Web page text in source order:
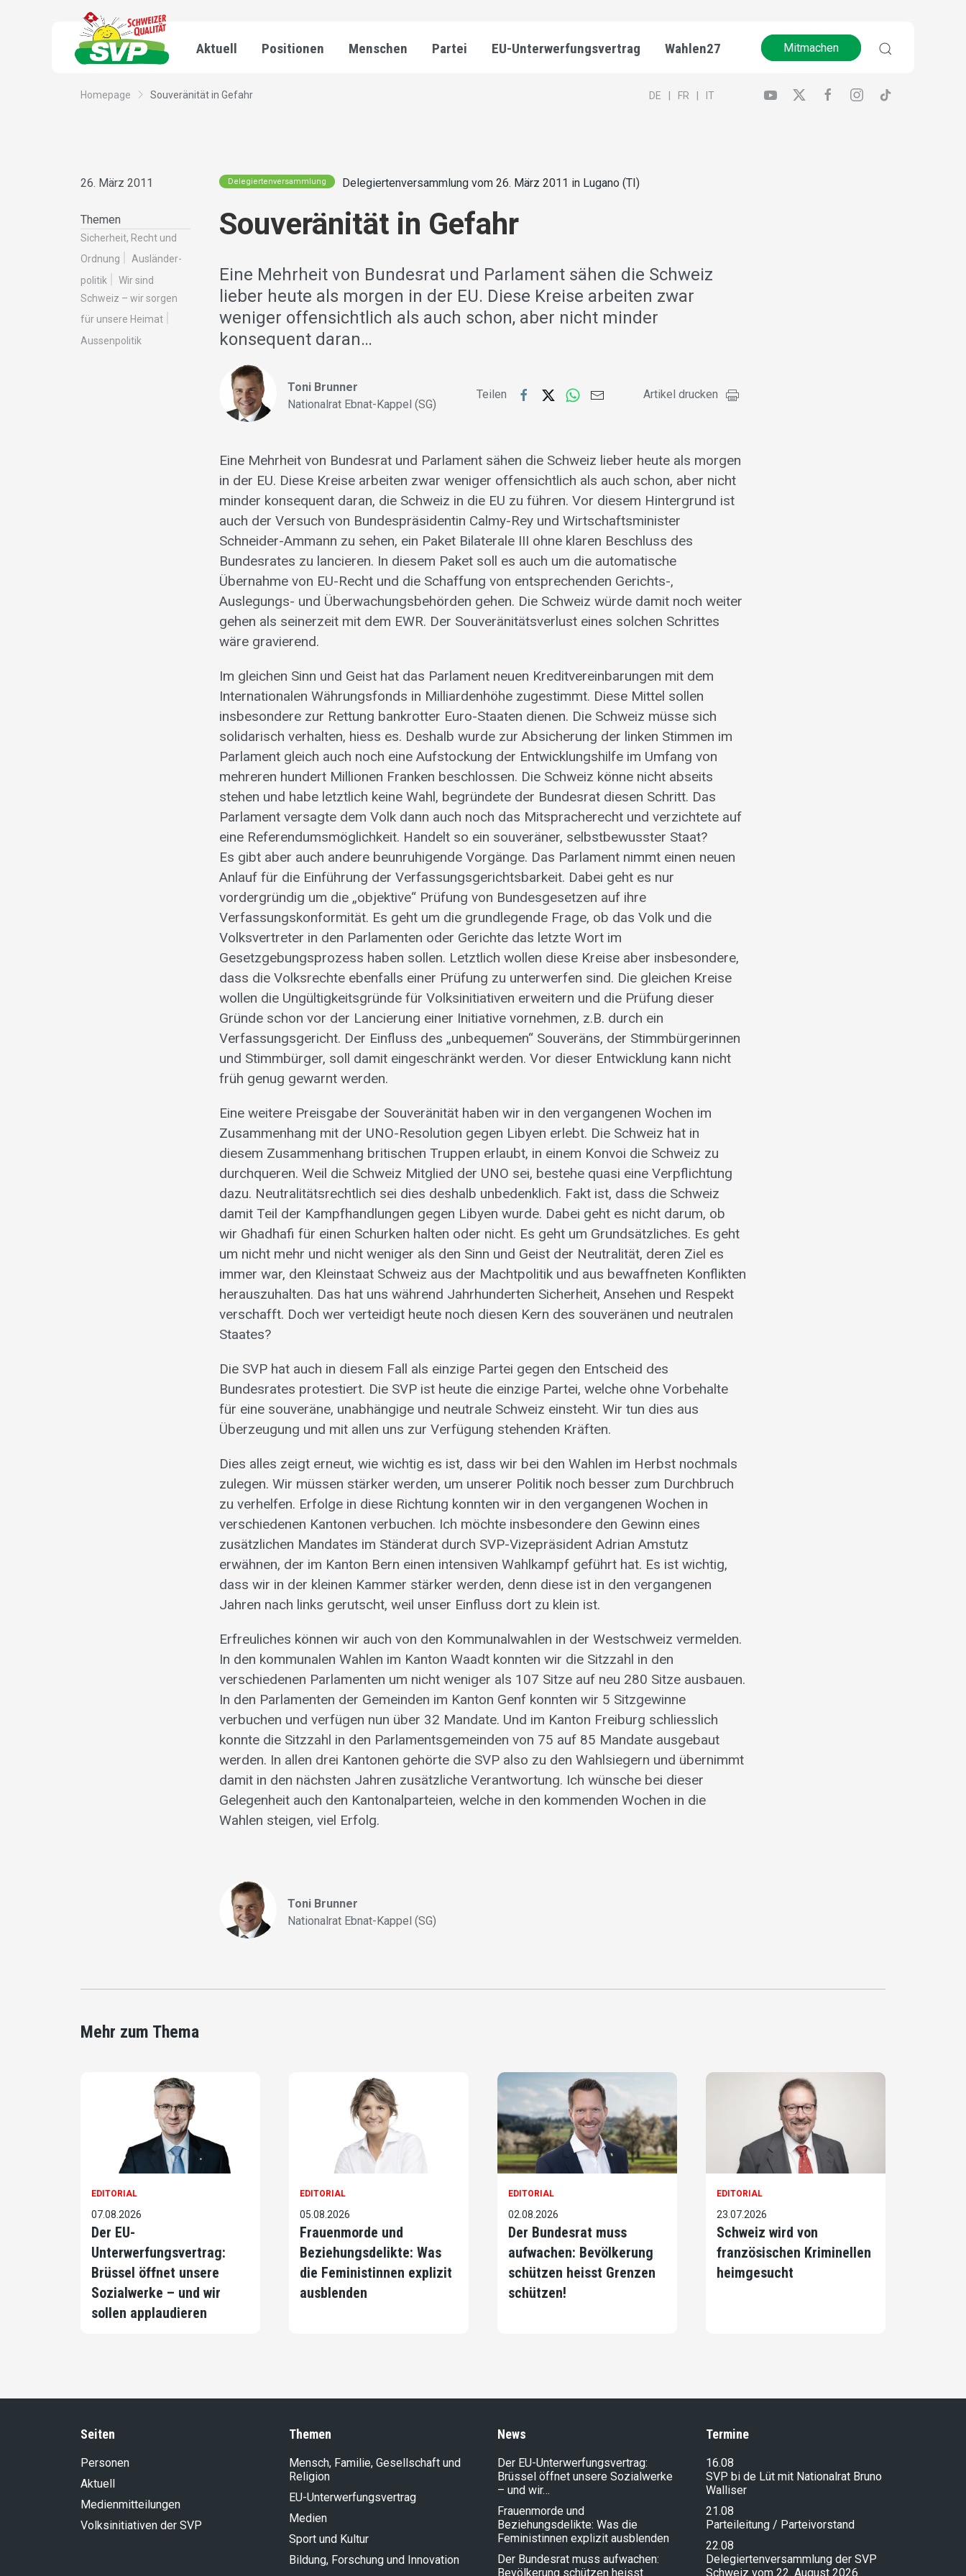
Aktuell Positionen Menschen Partei EU-Unterwerfungsvertrag Wahlen27 Mitmachen
Homepage Souveränität in Gefahr DE FR IT
26. März 2011
Themen
Sicherheit, Recht und
Ordnung
Ausländer­
politik
Wir sind
Schweiz – wir sorgen
für unsere Heimat
Aussenpolitik
Delegiertenversammlung Delegiertenversammlung vom 26. März 2011 in Lugano (TI)
Souveränität in Gefahr
Eine Mehrheit von Bundesrat und Parlament sähen die Schweiz
lieber heute als morgen in der EU. Diese Kreise arbeiten zwar
weniger offensichtlich als auch schon, aber nicht minder
konsequent daran…
Toni Brunner
Nationalrat Ebnat-Kappel (SG)
Teilen Artikel drucken
Eine Mehrheit von Bundesrat und Parlament sähen die Schweiz lieber heute als morgen
in der EU. Diese Kreise arbeiten zwar weniger offensichtlich als auch schon, aber nicht
minder konsequent daran, die Schweiz in die EU zu führen. Vor diesem Hintergrund ist
auch der Versuch von Bundespräsidentin Calmy-Rey und Wirtschaftsminister
Schneider-Ammann zu sehen, ein Paket Bilaterale III ohne klaren Beschluss des
Bundesrates zu lancieren. In diesem Paket soll es auch um die automatische
Übernahme von EU-Recht und die Schaffung von entsprechenden Gerichts-,
Auslegungs- und Überwachungsbehörden gehen. Die Schweiz würde damit noch weiter
gehen als seinerzeit mit dem EWR. Der Souveränitätsverlust eines solchen Schrittes
wäre gravierend.
Im gleichen Sinn und Geist hat das Parlament neuen Kreditvereinbarungen mit dem
Internationalen Währungsfonds in Milliardenhöhe zugestimmt. Diese Mittel sollen
insbesondere zur Rettung bankrotter Euro-Staaten dienen. Die Schweiz müsse sich
solidarisch verhalten, hiess es. Deshalb wurde zur Absicherung der linken Stimmen im
Parlament gleich auch noch eine Aufstockung der Entwicklungshilfe im Umfang von
mehreren hundert Millionen Franken beschlossen. Die Schweiz könne nicht abseits
stehen und habe letztlich keine Wahl, begründete der Bundesrat diesen Schritt. Das
Parlament versagte dem Volk dann auch noch das Mitspracherecht und verzichtete auf
eine Referendumsmöglichkeit. Handelt so ein souveräner, selbstbewusster Staat?
Es gibt aber auch andere beunruhigende Vorgänge. Das Parlament nimmt einen neuen
Anlauf für die Einführung der Verfassungsgerichtsbarkeit. Dabei geht es nur
vordergründig um die „objektive“ Prüfung von Bundesgesetzen auf ihre
Verfassungskonformität. Es geht um die grundlegende Frage, ob das Volk und die
Volksvertreter in den Parlamenten oder Gerichte das letzte Wort im
Gesetzgebungsprozess haben sollen. Letztlich wollen diese Kreise aber insbesondere,
dass die Volksrechte ebenfalls einer Prüfung zu unterwerfen sind. Die gleichen Kreise
wollen die Ungültigkeitsgründe für Volksinitiativen erweitern und die Prüfung dieser
Gründe schon vor der Lancierung einer Initiative vornehmen, z.B. durch ein
Verfassungsgericht. Der Einfluss des „unbequemen“ Souveräns, der Stimmbürgerinnen
und Stimmbürger, soll damit eingeschränkt werden. Vor dieser Entwicklung kann nicht
früh genug gewarnt werden.
Eine weitere Preisgabe der Souveränität haben wir in den vergangenen Wochen im
Zusammenhang mit der UNO-Resolution gegen Libyen erlebt. Die Schweiz hat in
diesem Zusammenhang britischen Truppen erlaubt, in einem Konvoi die Schweiz zu
durchqueren. Weil die Schweiz Mitglied der UNO sei, bestehe quasi eine Verpflichtung
dazu. Neutralitätsrechtlich sei dies deshalb unbedenklich. Fakt ist, dass die Schweiz
damit Teil der Kampfhandlungen gegen Libyen wurde. Dabei geht es nicht darum, ob
wir Ghadhafi für einen Schurken halten oder nicht. Es geht um Grundsätzliches. Es geht
um nicht mehr und nicht weniger als den Sinn und Geist der Neutralität, deren Ziel es
immer war, den Kleinstaat Schweiz aus der Machtpolitik und aus bewaffneten Konflikten
herauszuhalten. Das hat uns während Jahrhunderten Sicherheit, Ansehen und Respekt
verschafft. Doch wer verteidigt heute noch diesen Kern des souveränen und neutralen
Staates?
Die SVP hat auch in diesem Fall als einzige Partei gegen den Entscheid des
Bundesrates protestiert. Die SVP ist heute die einzige Partei, welche ohne Vorbehalte
für eine souveräne, unabhängige und neutrale Schweiz einsteht. Wir tun dies aus
Überzeugung und mit allen uns zur Verfügung stehenden Kräften.
Dies alles zeigt erneut, wie wichtig es ist, dass wir bei den Wahlen im Herbst nochmals
zulegen. Wir müssen stärker werden, um unserer Politik noch besser zum Durchbruch
zu verhelfen. Erfolge in diese Richtung konnten wir in den vergangenen Wochen in
verschiedenen Kantonen verbuchen. Ich möchte insbesondere den Gewinn eines
zusätzlichen Mandates im Ständerat durch SVP-Vizepräsident Adrian Amstutz
erwähnen, der im Kanton Bern einen intensiven Wahlkampf geführt hat. Es ist wichtig,
dass wir in der kleinen Kammer stärker werden, denn diese ist in den vergangenen
Jahren nach links gerutscht, weil unser Einfluss dort zu klein ist.
Erfreuliches können wir auch von den Kommunalwahlen in der Westschweiz vermelden.
In den kommunalen Wahlen im Kanton Waadt konnten wir die Sitzzahl in den
verschiedenen Parlamenten um nicht weniger als 107 Sitze auf neu 280 Sitze ausbauen.
In den Parlamenten der Gemeinden im Kanton Genf konnten wir 5 Sitzgewinne
verbuchen und verfügen nun über 32 Mandate. Und im Kanton Freiburg schliesslich
konnte die Sitzzahl in den Parlamentsgemeinden von 75 auf 85 Mandate ausgebaut
werden. In allen drei Kantonen gehörte die SVP also zu den Wahlsiegern und übernimmt
damit in den nächsten Jahren zusätzliche Verantwortung. Ich wünsche bei dieser
Gelegenheit auch den Kantonalparteien, welche in den kommenden Wochen in die
Wahlen steigen, viel Erfolg.
Toni Brunner
Nationalrat Ebnat-Kappel (SG)
Mehr zum Thema
EDITORIAL
07.08.2026
Der EU-
Unterwerfungsvertrag:
Brüssel öffnet unsere
Sozialwerke – und wir
sollen applaudieren
EDITORIAL
05.08.2026
Frauenmorde und
Beziehungsdelikte: Was
die Feministinnen explizit
ausblenden
EDITORIAL
02.08.2026
Der Bundesrat muss
aufwachen: Bevölkerung
schützen heisst Grenzen
schützen!
EDITORIAL
23.07.2026
Schweiz wird von
französischen Kriminellen
heimgesucht
Seiten
Personen
Aktuell
Medienmitteilungen
Volksinitiativen der SVP
Themen
Mensch, Familie, Gesellschaft und
Religion
EU-Unterwerfungsvertrag
Medien
Sport und Kultur
Bildung, Forschung und Innovation
News
Der EU-Unterwerfungsvertrag:
Brüssel öffnet unsere Sozialwerke
– und wir…
Frauenmorde und
Beziehungsdelikte: Was die
Feministinnen explizit ausblenden
Der Bundesrat muss aufwachen:
Bevölkerung schützen heisst
Termine
16.08
SVP bi de Lüt mit Nationalrat Bruno
Walliser
21.08
Parteileitung / Parteivorstand
22.08
Delegiertenversammlung der SVP
Schweiz vom 22. August 2026